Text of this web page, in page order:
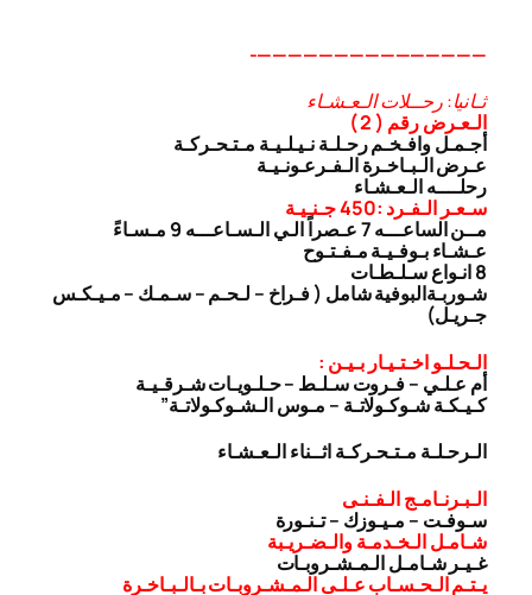
———————————————-
ثـانيا: رحــلات الـعـشـاء
الـعـرض رقم ( 2 )
أجـمـل وافـخـم رحـلـة نـيـلـيـة مـتـحـركـة
عـرض الـبـاخـرة الـفـرعـونـيـة
رحلــــه الـعـشـاء
سـعـر الـفـرد :450 جـنـيـة
مــن الساعـــه 7 عـصراً الـي الـسـاعـــه 9 مـسـاءً
عـشـاء بـوفـيـة مـفـتـوح
8 انـواع سـلـطـات
شـوربـةالبوفية شامل ( فـراخ – لـحـم – سـمـك – مـيـكـس
جـريـل)
الـحـلـو اخـتـيـار بـيـن :
أم عـلـي – فـروت سـلـط – حـلـويـات شـرقـيـة
كـيـكـة شـوكـولاتـة – مـوس الـشـوكـولاتـة”
الـرحـلـة مـتـحـركـة اثــناء الـعـشـاء
الـبـرنـامـج الـفـنـى
سـوفـت – مـيـوزك – تـنـورة
شـامـل الـخـدمـة والـضـريـبة
غـيـر شـامـل الـمـشـروبـات
يـتـم الـحـسـاب عـلـى الـمـشـروبـات بـالـبـاخـرة